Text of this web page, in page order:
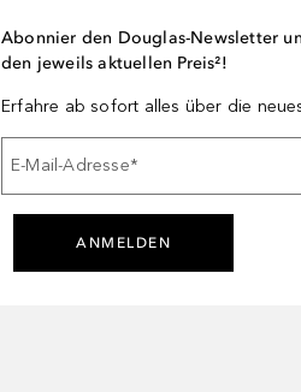
Abonnier den Douglas-Newsletter
den jeweils aktuellen Preis²!
Erfahre ab sofort alles über die
E-Mail-Adresse*
ANMELDEN